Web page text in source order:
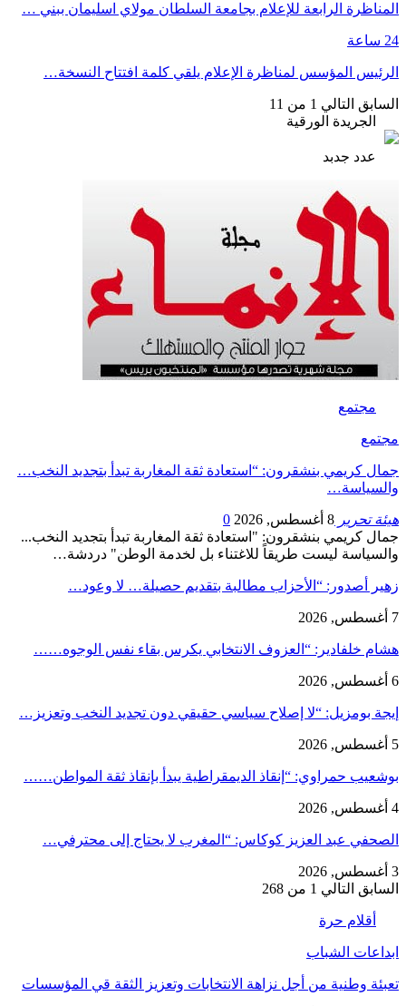
المناظرة الرابعة للإعلام بجامعة السلطان مولاي اسليمان ببني …
24 ساعة
الرئيس المؤسس لمناظرة الإعلام يلقي كلمة افتتاح النسخة…
السابق التالي 1 من 11
الجريدة الورقية
عدد جدبد
مجتمع
مجتمع
جمال كريمي بنشقرون: “استعادة ثقة المغاربة تبدأ بتجديد النخب…
والسياسة…
هيئة تحرير 8 أغسطس, 2026
0
جمال كريمي بنشقرون: "استعادة ثقة المغاربة تبدأ بتجديد النخب...
والسياسة ليست طريقاً للاغتناء بل لخدمة الوطن" دردشة…
زهير أصدور: “الأحزاب مطالبة بتقديم حصيلة… لا وعود…
7 أغسطس, 2026
هشام خلفادير: “العزوف الانتخابي يكرس بقاء نفس الوجوه……
6 أغسطس, 2026
إيجة بومزيل: “لا إصلاح سياسي حقيقي دون تجديد النخب وتعزيز…
5 أغسطس, 2026
بوشعيب حمراوي: “إنقاذ الديمقراطية يبدأ بإنقاذ ثقة المواطن……
4 أغسطس, 2026
الصحفي عبد العزيز كوكاس: “المغرب لا يحتاج إلى محترفي…
3 أغسطس, 2026
السابق التالي 1 من 268
أقلام حرة
ابداعات الشباب
تعبئة وطنية من أجل نزاهة الانتخابات وتعزيز الثقة قي المؤسسات